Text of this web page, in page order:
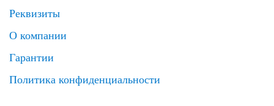
Реквизиты
О компании
Гарантии
Политика конфиденциальности